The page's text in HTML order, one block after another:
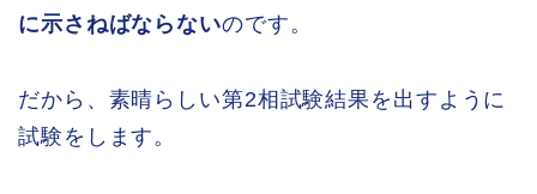
に示さねばならないのです。
だから、素晴らしい第2相試験結果を出すように
試験をします。